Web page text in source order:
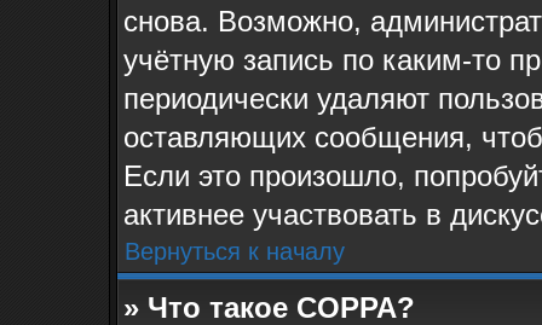
снова. Возможно,
учётную запись по каким-то
периодически удаляют
оставляющих сообщения,
Если это произошло,
активнее участвовать в
Вернуться к началу
» Что такое COPPA?